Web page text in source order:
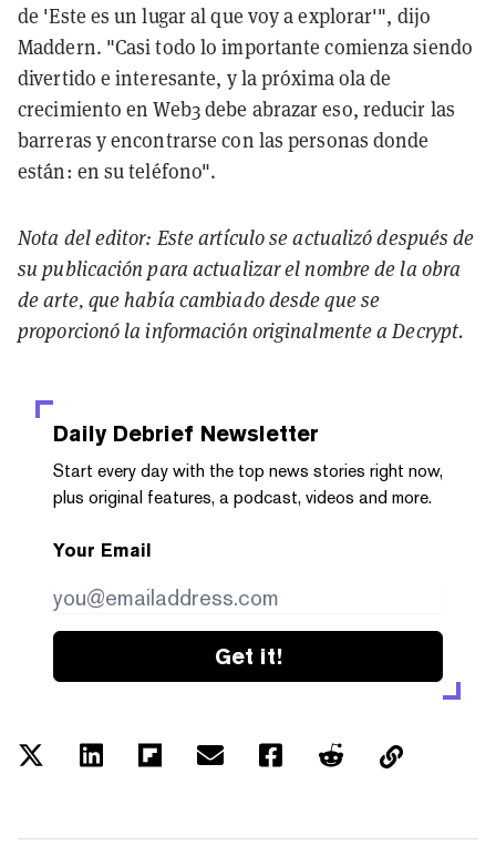
de 'Este es un lugar al que voy a explorar'", dijo
Maddern. "Casi todo lo importante comienza siendo
divertido e interesante, y la próxima ola de
crecimiento en Web3 debe abrazar eso, reducir las
barreras y encontrarse con las personas donde
están: en su teléfono".
Nota del editor: Este artículo se actualizó después de
su publicación para actualizar el nombre de la obra
de arte, que había cambiado desde que se
proporcionó la información originalmente a Decrypt.
Daily Debrief Newsletter
Start every day with the top news stories right now,
plus original features, a podcast, videos and more.
Your Email
Get it!